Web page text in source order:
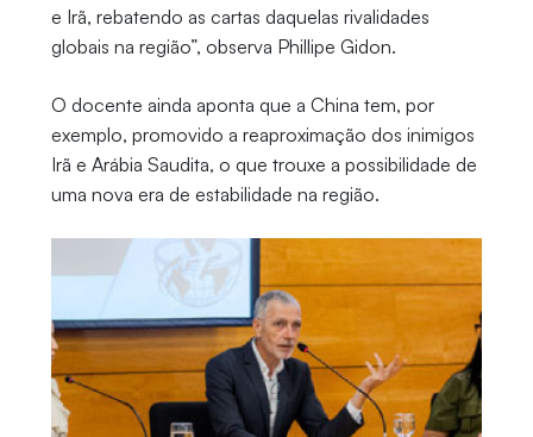
e Irã, rebatendo as cartas daquelas rivalidades
globais na região”, observa Phillipe Gidon.
O docente ainda aponta que a China tem, por
exemplo, promovido a reaproximação dos inimigos
Irã e Arábia Saudita, o que trouxe a possibilidade de
uma nova era de estabilidade na região.